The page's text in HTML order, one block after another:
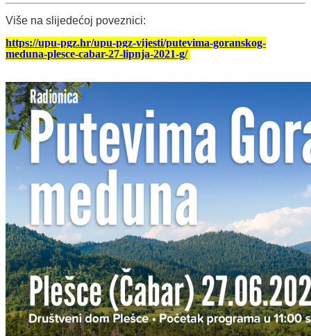
Više na slijedećoj poveznici:
https://upu-pgz.hr/upu-pgz-vijesti/putevima-goranskog-
meduna-plesce-cabar-27-lipnja-2021-g/